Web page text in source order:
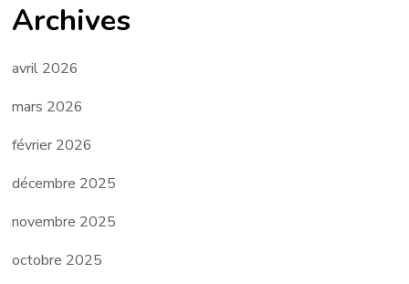
Archives
avril 2026
mars 2026
février 2026
décembre 2025
novembre 2025
octobre 2025